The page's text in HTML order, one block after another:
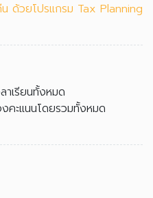
ด้วยโปรแกรม Tax Planning
าเรียนทั้งหมด
คะแนนโดยรวมทั้งหมด